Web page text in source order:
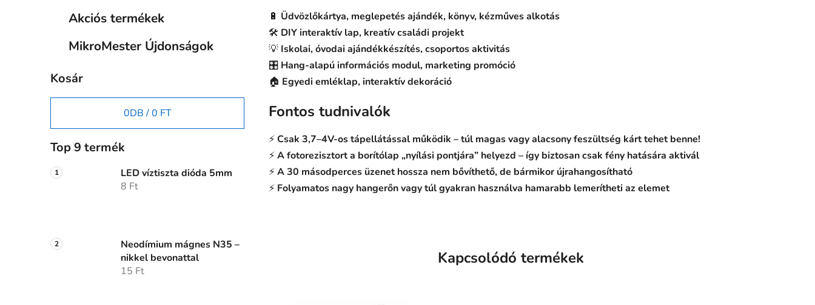
Akciós termékek
MikroMester Újdonságok
Kosár
0DB /0 FT
Top 9 termék
LED víztiszta dióda 5mm
8 Ft
Neodímium mágnes N35 –
nikkel bevonattal
15 Ft
🔋 Üdvözlőkártya, meglepetés ajándék, könyv, kézműves alkotás
🛠️ DIY interaktív lap, kreatív családi projekt
💡 Iskolai, óvodai ajándékkészítés, csoportos aktivitás
🎛️ Hang-alapú információs modul, marketing promóció
🏠 Egyedi emléklap, interaktív dekoráció
Fontos tudnivalók
⚡Csak 3,7–4V-os tápellátással működik – túl magas vagy alacsony feszültség kárt tehet benne!
⚡A fotorezisztort a borítólap „nyílási pontjára” helyezd – így biztosan csak fény hatására aktivál
⚡A 30 másodperces üzenet hossza nem bővíthető, de bármikor újrahangosítható
⚡ Folyamatos nagy hangerőn vagy túl gyakran használva hamarabb lemerítheti az elemet
Kapcsolódó termékek